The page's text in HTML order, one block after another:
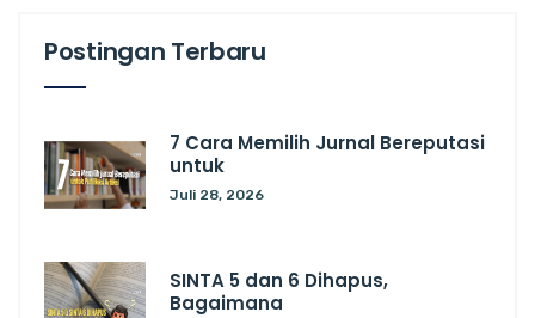
Postingan Terbaru
7 Cara Memilih Jurnal Bereputasi
untuk
Juli 28, 2026
SINTA 5 dan 6 Dihapus,
Bagaimana